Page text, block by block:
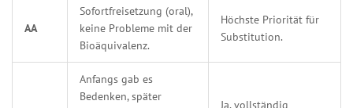
AA
Sofortfreisetzung (oral),
keine Probleme mit der
Bioäquivalenz.
Höchste Priorität für
Substitution.
Anfangs gab es
Bedenken, später
Ja, vollständig